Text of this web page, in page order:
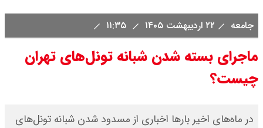
جامعه ۲۲ اردیبهشت ۱۴۰۵
ماجرای بسته شدن شبانه تونل‌های تهران
چیست؟
در ماه‌های اخیر بارها اخباری از مسدود شدن شبانه تونل‌های